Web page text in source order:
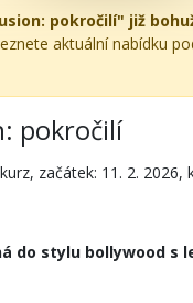
pokročilí" již
aktuální nabídku
pokročilí
začátek: 11. 2. 2026,
do stylu bollywood s